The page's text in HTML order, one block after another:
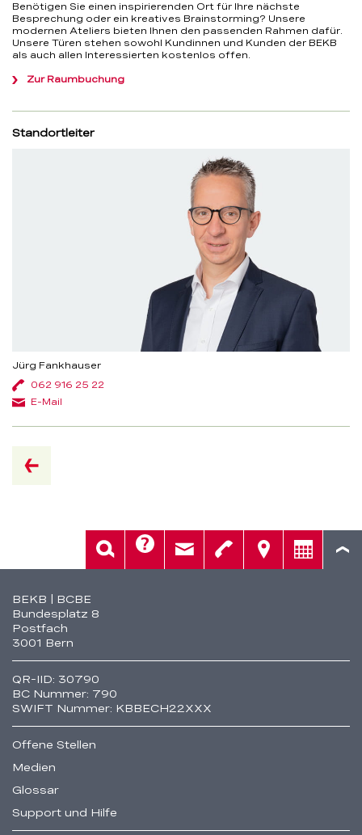
Benötigen Sie einen inspirierenden Ort für Ihre nächste
Besprechung oder ein kreatives Brainstorming? Unsere
modernen Ateliers bieten Ihnen den passenden Rahmen dafür.
Unsere Türen stehen sowohl Kundinnen und Kunden der BEKB
als auch allen Interessierten kostenlos offen.
Zur Raumbuchung
Standortleiter
Jürg Fankhauser
062 916 25 22
E-Mail
Fusszeile
BEKB | BCBE
Bundesplatz 8
Postfach
3001 Bern
QR-IID: 30790
BC Nummer: 790
SWIFT Nummer: KBBECH22XXX
Offene Stellen
Medien
Glossar
Support und Hilfe